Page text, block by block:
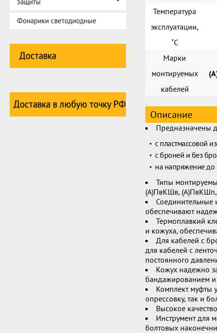
Фонарики светодиодные
Доставка
Доставка в любую точку РФ
Температура
эксплуатации,
˚С
Марки
монтируемых
кабелей
Описание
Предназначены
с пластмассовой
с броней и без
на напряжение до
Типы
(А)ПвКШв, (А)ПвКШп,
Соединительные
обеспечивают
Термоплавкий
и кожуха,
Для кабелей с
для кабелей с
постоянного
Кожух надежно
бандажированием и
Комплект муфты
опрессовку, так и
Высокое
Инструмент для
болтовых